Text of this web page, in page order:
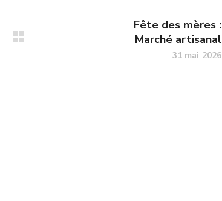
Fête des mères :
Marché artisanal
31 mai 2026